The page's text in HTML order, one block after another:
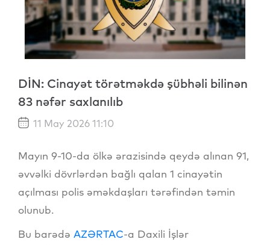
DİN: Cinayət törətməkdə şübhəli bilinən
83 nəfər saxlanılıb
11 May 2026 11:10
Mayın 9-10-da ölkə ərazisində qeydə alınan 91,
əvvəlki dövrlərdən bağlı qalan 1 cinayətin
açılması polis əməkdaşları tərəfindən təmin
olunub.
Bu barədə AZƏRTAC-a Daxili İşlər